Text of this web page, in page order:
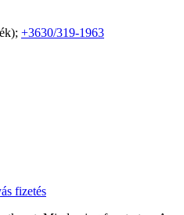
+3630/319-1963